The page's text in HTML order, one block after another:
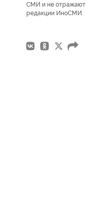
СМИ и не отражают
редакции ИноСМИ